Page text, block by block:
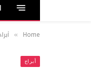
Home
»
أبراج